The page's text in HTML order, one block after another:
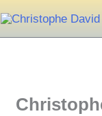
Aller